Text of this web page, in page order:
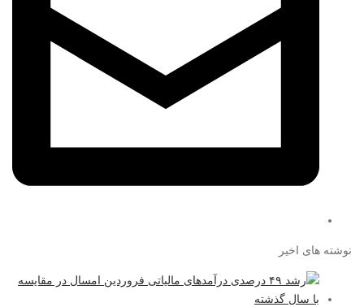
نوشته های اخیر